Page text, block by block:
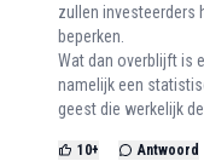
zullen investeerders
beperken.
Wat dan overblijft is
namelijk een
geest die werkelijk
10+ Antwoord